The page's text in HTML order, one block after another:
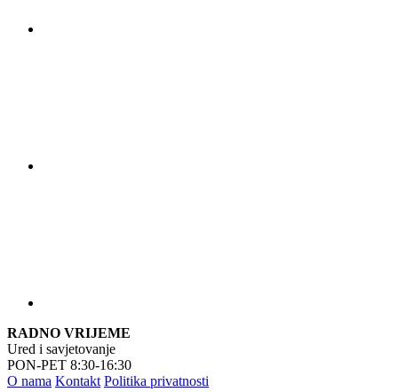
RADNO VRIJEME
Ured i savjetovanje
PON-PET 8:30-16:30
O nama Kontakt Politika privatnosti